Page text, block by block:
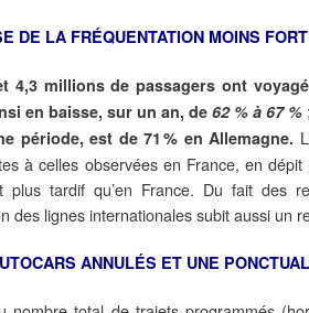
DE LA FRÉQUENTATION MOINS
4,3 millions de passagers ont
en baisse, sur un an, de 62 % à 67 %
période, est de 71 % en Allemagne.
à celles observées en France, en
plus tardif qu’en France. Du fait des
des lignes internationales subit aussi un
ANNULÉS ET UNE